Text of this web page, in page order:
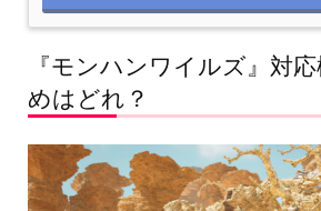
『モンハンワイルズ』対
めはどれ？